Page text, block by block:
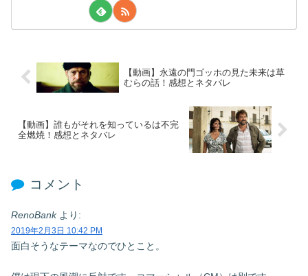
【動画】永遠の門ゴッホの見た未来は草
むらの話！感想とネタバレ
【動画】誰もがそれを知っているは不完
全燃焼！感想とネタバレ
コメント
RenoBank より:
2019年2月3日 10:42 PM
面白そうなテーマなのでひとこと。